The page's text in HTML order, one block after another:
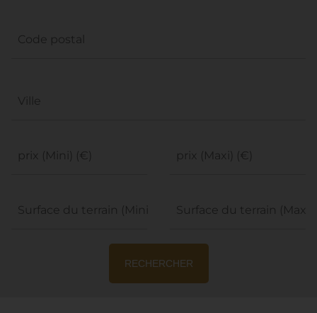
Code postal
Ville
prix (Mini) (€) prix (Maxi) (€)
Surface du terrain (Mini) Surface du terrain (Maxi)
RECHERCHER